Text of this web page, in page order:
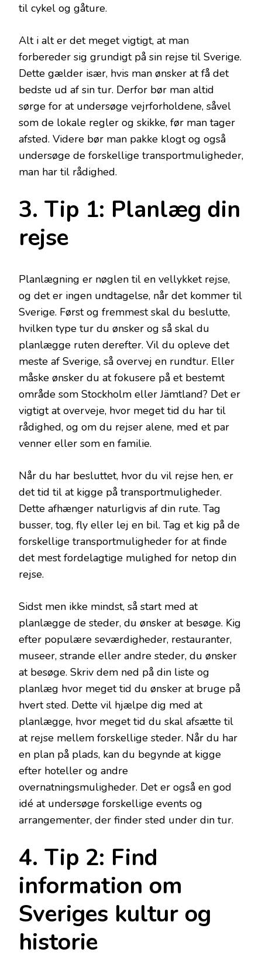
til cykel og gåture.
Alt i alt er det meget vigtigt, at man
forbereder sig grundigt på sin rejse til Sverige.
Dette gælder især, hvis man ønsker at få det
bedste ud af sin tur. Derfor bør man altid
sørge for at undersøge vejrforholdene, såvel
som de lokale regler og skikke, før man tager
afsted. Videre bør man pakke klogt og også
undersøge de forskellige transportmuligheder,
man har til rådighed.
3. Tip 1: Planlæg din
rejse
Planlægning er nøglen til en vellykket rejse,
og det er ingen undtagelse, når det kommer til
Sverige. Først og fremmest skal du beslutte,
hvilken type tur du ønsker og så skal du
planlægge ruten derefter. Vil du opleve det
meste af Sverige, så overvej en rundtur. Eller
måske ønsker du at fokusere på et bestemt
område som Stockholm eller Jämtland? Det er
vigtigt at overveje, hvor meget tid du har til
rådighed, og om du rejser alene, med et par
venner eller som en familie.
Når du har besluttet, hvor du vil rejse hen, er
det tid til at kigge på transportmuligheder.
Dette afhænger naturligvis af din rute. Tag
busser, tog, fly eller lej en bil. Tag et kig på de
forskellige transportmuligheder for at finde
det mest fordelagtige mulighed for netop din
rejse.
Sidst men ikke mindst, så start med at
planlægge de steder, du ønsker at besøge. Kig
efter populære seværdigheder, restauranter,
museer, strande eller andre steder, du ønsker
at besøge. Skriv dem ned på din liste og
planlæg hvor meget tid du ønsker at bruge på
hvert sted. Dette vil hjælpe dig med at
planlægge, hvor meget tid du skal afsætte til
at rejse mellem forskellige steder. Når du har
en plan på plads, kan du begynde at kigge
efter hoteller og andre
overnatningsmuligheder. Det er også en god
idé at undersøge forskellige events og
arrangementer, der finder sted under din tur.
4. Tip 2: Find
information om
Sveriges kultur og
historie